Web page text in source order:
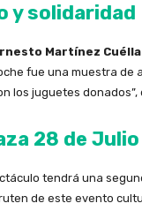
y solidaridad
Martínez
fue una muestra
los juguetes donados”,
28 de Julio
tendrá una
de este evento